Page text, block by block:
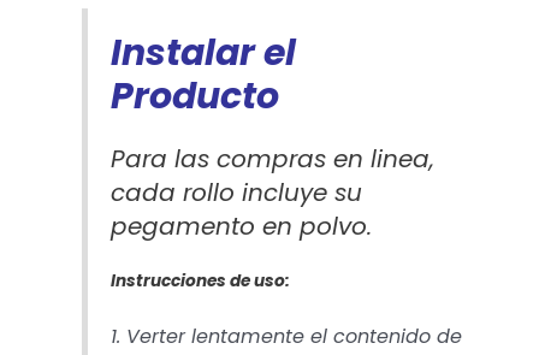
Instalar el
Producto
Para las compras en linea,
cada rollo incluye su
pegamento en polvo.
Instrucciones de uso:
1. Verter lentamente el contenido de